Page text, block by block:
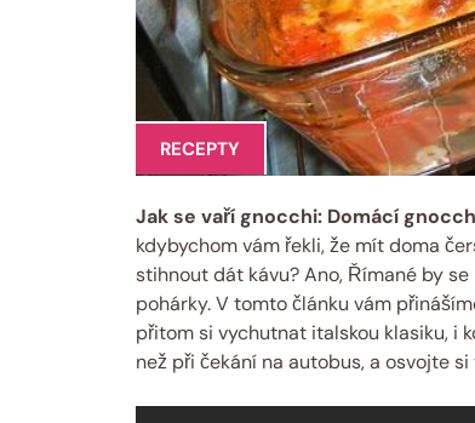
RECEPTY
Jak se vaří gnocchi: Domácí
kdybychom vám řekli, že mít doma
stihnout dát kávu? Ano, Římané by
pohárky. V tomto článku vám
přitom si vychutnat italskou klasiku, i
než při čekání na autobus, a osvojte